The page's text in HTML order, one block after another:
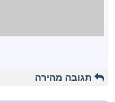
תגובה מהירה